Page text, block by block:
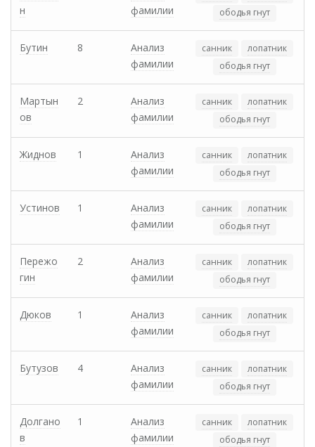
н
фамилии
ободья гнут
Бутин 8
Анализ
фамилии
санник
лопатник
ободья гнут
Мартын
ов
2
Анализ
фамилии
санник
лопатник
ободья гнут
Жиднов 1
Анализ
фамилии
санник
лопатник
ободья гнут
Устинов 1
Анализ
фамилии
санник
лопатник
ободья гнут
Пережо
гин
2
Анализ
фамилии
санник
лопатник
ободья гнут
Дюков 1
Анализ
фамилии
санник
лопатник
ободья гнут
Бутузов 4
Анализ
фамилии
санник
лопатник
ободья гнут
Долгано
в
1
Анализ
фамилии
санник
лопатник
ободья гнут